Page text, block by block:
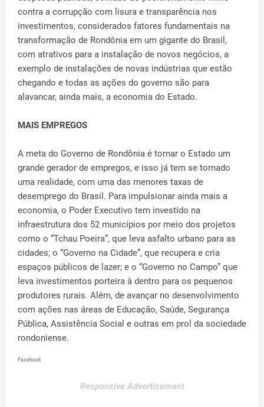
contra a corrupção com lisura e transparência nos
investimentos, considerados fatores fundamentais na
transformação de Rondônia em um gigante do Brasil,
com atrativos para a instalação de novos negócios, a
exemplo de instalações de novas indústrias que estão
chegando e todas as ações do governo são para
alavancar, ainda mais, a economia do Estado.
MAIS EMPREGOS
A meta do Governo de Rondônia é tornar o Estado um
grande gerador de empregos, e isso já tem se tornado
uma realidade, com uma das menores taxas de
desemprego do Brasil. Para impulsionar ainda mais a
economia, o Poder Executivo tem investido na
infraestrutura dos 52 municípios por meio dos projetos
como o “Tchau Poeira”, que leva asfalto urbano para as
cidades; o “Governo na Cidade”, que recupera e cria
espaços públicos de lazer; e o “Governo no Campo” que
leva investimentos porteira à dentro para os pequenos
produtores rurais. Além, de avançar no desenvolvimento
com ações nas áreas de Educação, Saúde, Segurança
Pública, Assistência Social e outras em prol da sociedade
rondoniense.
Facebook
Responsive Advertisement